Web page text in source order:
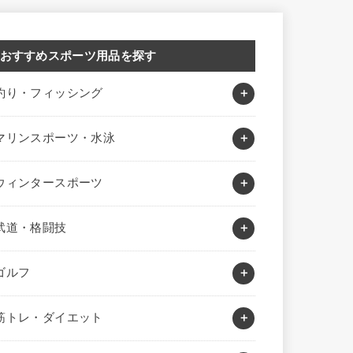
おすすめスポーツ用品を探す
り・フィッシング
リンスポーツ・水泳
ィンタースポーツ
道・格闘技
ルフ
トレ・ダイエット